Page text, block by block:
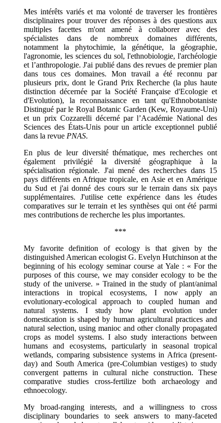
Mes intérêts variés et ma volonté de traverser les frontières
disciplinaires pour trouver des réponses à des questions aux
multiples facettes m'ont amené à collaborer avec des
spécialistes dans de nombreux domaines différents,
notamment la phytochimie, la génétique, la géographie,
l'agronomie, les sciences du sol, l'ethnobiologie, l'archéologie
et l’anthropologie. J'ai publié dans des revues de premier plan
dans tous ces domaines. Mon travail a été reconnu par
plusieurs prix, dont le Grand Prix Recherche (la plus haute
distinction décernée par la Société Française d'Ecologie et
d'Evolution), la reconnaissance en tant qu'Ethnobotaniste
Distingué par le Royal Botanic Garden (Kew, Royaume-Uni)
et un prix Cozzarelli décerné par l’Académie National des
Sciences des États-Unis pour un article exceptionnel publié
dans la revue PNAS.
En plus de leur diversité thématique, mes recherches ont
également privilégié la diversité géographique à la
spécialisation régionale. J'ai mené des recherches dans 15
pays différents en Afrique tropicale, en Asie et en Amérique
du Sud et j'ai donné des cours sur le terrain dans six pays
supplémentaires. J'utilise cette expérience dans les études
comparatives sur le terrain et les synthèses qui ont été parmi
mes contributions de recherche les plus importantes.
***
My favorite definition of ecology is that given by the
distinguished American ecologist G. Evelyn Hutchinson at the
beginning of his ecology seminar course at Yale : « For the
purposes of this course, we may consider ecology to be the
study of the universe. » Trained in the study of plant/animal
interactions in tropical ecosystems, I now apply an
evolutionary-ecological approach to coupled human and
natural systems. I study how plant evolution under
domestication is shaped by human agricultural practices and
natural selection, using manioc and other clonally propagated
crops as model systems. I also study interactions between
humans and ecosystems, particularly in seasonal tropical
wetlands, comparing subsistence systems in Africa (present-
day) and South America (pre-Columbian vestiges) to study
convergent patterns in cultural niche construction. These
comparative studies cross-fertilize both archaeology and
ethnoecology.
My broad-ranging interests, and a willingness to cross
disciplinary boundaries to seek answers to many-faceted